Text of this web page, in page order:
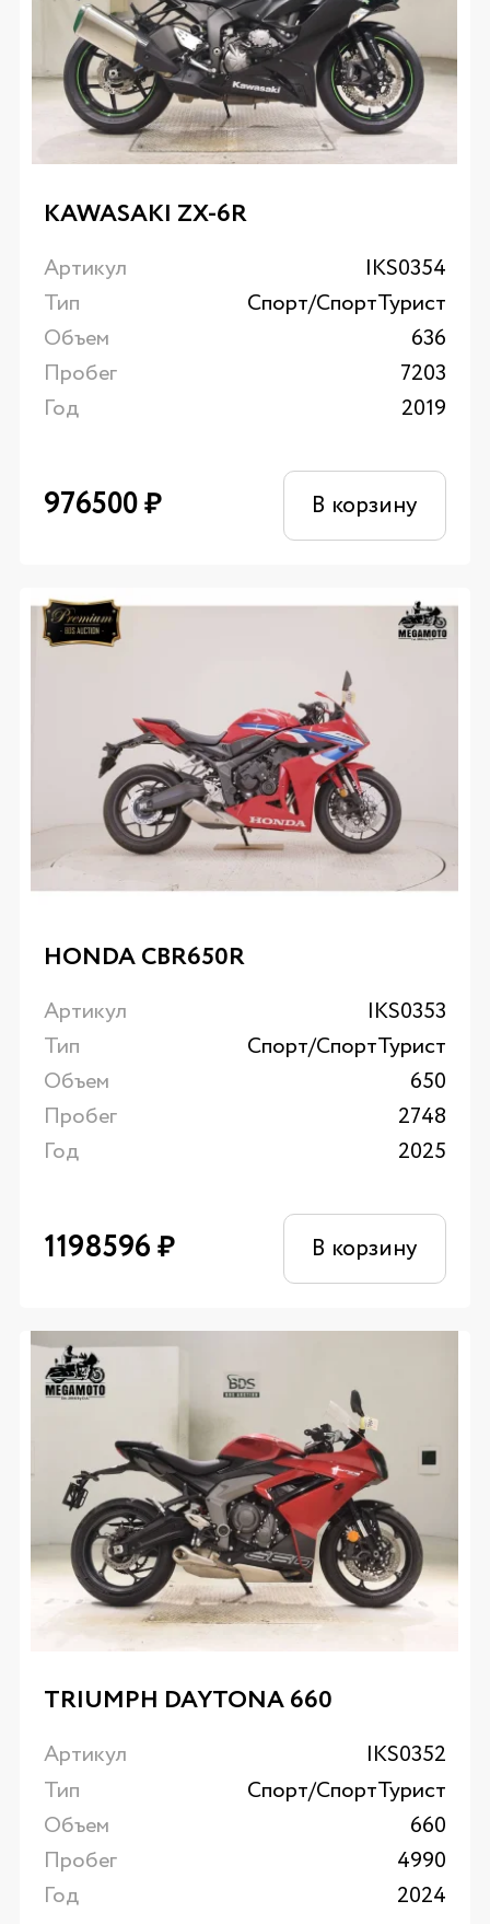
KAWASAKI ZX-6R
Артикул
IKS0354
Тип
Спорт/CпортТурист
Объем
636
Пробег
7203
Год
2019
976500₽ В корзину
HONDA CBR650R
Артикул
IKS0353
Тип
Спорт/CпортТурист
Объем
650
Пробег
2748
Год
2025
1198596₽ В корзину
TRIUMPH DAYTONA 660
Артикул
IKS0352
Тип
Спорт/CпортТурист
Объем
660
Пробег
4990
Год
2024